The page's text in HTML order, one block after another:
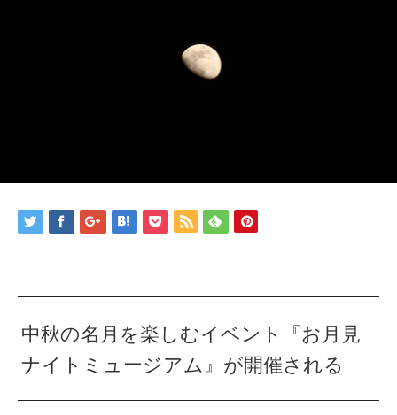
中秋の名月を楽しむイベント『お月見
ナイトミュージアム』が開催される